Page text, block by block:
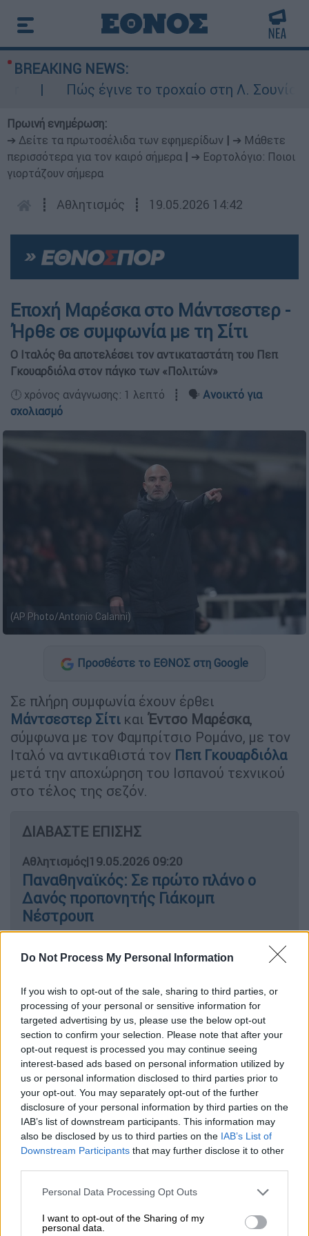
Do Not Process My Personal Information
If you wish to opt-out of the sale, sharing to third parties, or
processing of your personal or sensitive information for
targeted advertising by us, please use the below opt-out
section to confirm your selection. Please note that after your
opt-out request is processed you may continue seeing
interest-based ads based on personal information utilized by
us or personal information disclosed to third parties prior to
your opt-out. You may separately opt-out of the further
disclosure of your personal information by third parties on the
IAB’s list of downstream participants. This information may
also be disclosed by us to third parties on the IAB’s List of
Downstream Participants that may further disclose it to other
Please note that this website/app uses one or more Google
not limited to your visit or usage behaviour. You may click to
grant or deny consent to Google and its third-party tags to
Personal Data Processing Opt Outs
I want to opt-out of the Sharing of my
personal data.
BREAKING NEWS:
Πώς έγινε το τροχαίο στη Λ. Σουνίου:
Πρωινή ενημέρωση:
➔ Δείτε τα πρωτοσέλιδα των εφημερίδων
➔ Μάθετε
περισσότερα για τον καιρό σήμερα
➔ Εορτολόγιο: Ποιοι
γιορτάζουν σήμερα
┋ Αθλητισμός ┋ 19.05.2026 14:42
Εποχή Μαρέσκα στο Μάντσεστερ -
Ήρθε σε συμφωνία με τη Σίτι
Ο Ιταλός θα αποτελέσει τον αντικαταστάτη του Πεπ
Γκουαρδιόλα στον πάγκο των «Πολιτών»
🕛 χρόνος ανάγνωσης: 1 λεπτό ┋ 🗣️ Ανοικτό για
σχολιασμό
(AP Photo/Antonio Calanni)
Προσθέστε το ΕΘΝΟΣ στη Google
Σε πλήρη συμφωνία έχουν έρθει
Μάντσεστερ Σίτι και Έντσο Μαρέσκα,
σύμφωνα με τον Φαμπρίτσιο Ρομάνο, με τον
Ιταλό να αντικαθιστά τον Πεπ Γκουαρδιόλα
μετά την αποχώρηση του Ισπανού τεχνικού
στο τέλος της σεζόν.
ΔΙΑΒΑΣΤΕ ΕΠΙΣΗΣ
Αθλητισμός|19.05.2026 09:20
Παναθηναϊκός: Σε πρώτο πλάνο ο
Δανός προπονητής Γιάκομπ
Νέστρουπ
Αθλητισμός|19.05.2026 09:53
την οριστική κλήση του στο
Μουντιάλ 2026: Πανηγυρισμοί και
δάκρυα χαράς!
Μετά από 10 χρόνια και τεράστιες επιτυχίες
στον πάγκο των «Πολιτών», οΚαταλανός
τεχνικόςθα αποτελέσει παρελθόν μετά την
τελευταία αγωνιστική τηςPremier League
σε λίγες μέρες, με μεγάλο στόχο βέβαια να
ανατρέψει την κατάσταση έναντι της
Άρσεναλ και να κατακτήσει ακόμη μία
κορυφή.